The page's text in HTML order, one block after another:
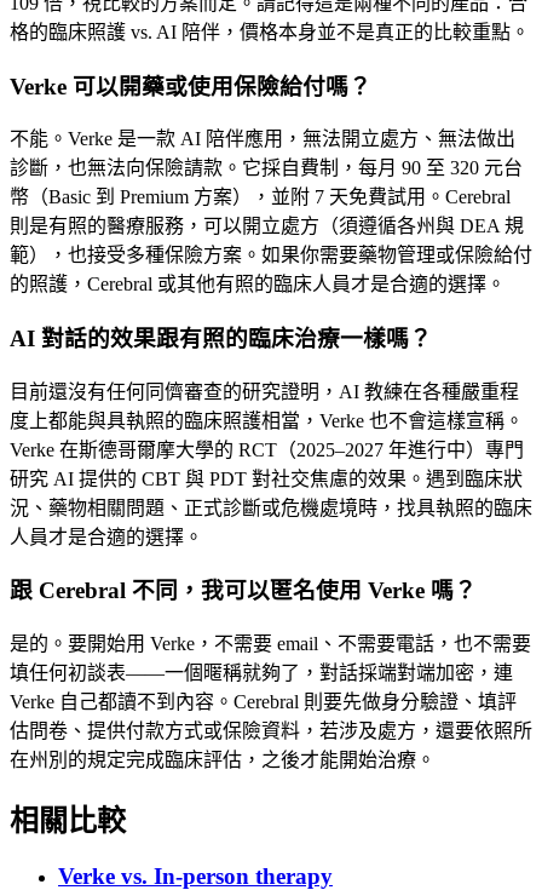
格的臨床照護 vs. AI 陪伴，價格本身並不是真正的比較重點。
Verke 可以開藥或使用保險給付嗎？
不能。Verke 是一款 AI 陪伴應用，無法開立處方、無法做出
診斷，也無法向保險請款。它採自費制，每月 90 至 320 元台
幣（Basic 到 Premium 方案），並附 7 天免費試用。Cerebral
則是有照的醫療服務，可以開立處方（須遵循各州與 DEA 規
範），也接受多種保險方案。如果你需要藥物管理或保險給付
的照護，Cerebral 或其他有照的臨床人員才是合適的選擇。
AI 對話的效果跟有照的臨床治療一樣嗎？
目前還沒有任何同儕審查的研究證明，AI 教練在各種嚴重程
度上都能與具執照的臨床照護相當，Verke 也不會這樣宣稱。
Verke 在斯德哥爾摩大學的 RCT（2025–2027 年進行中）專門
研究 AI 提供的 CBT 與 PDT 對社交焦慮的效果。遇到臨床狀
況、藥物相關問題、正式診斷或危機處境時，找具執照的臨床
人員才是合適的選擇。
跟 Cerebral 不同，我可以匿名使用 Verke 嗎？
是的。要開始用 Verke，不需要 email、不需要電話，也不需要
填任何初談表——一個暱稱就夠了，對話採端對端加密，連
Verke 自己都讀不到內容。Cerebral 則要先做身分驗證、填評
估問卷、提供付款方式或保險資料，若涉及處方，還要依照所
在州別的規定完成臨床評估，之後才能開始治療。
相關比較
Verke vs. In-person therapy